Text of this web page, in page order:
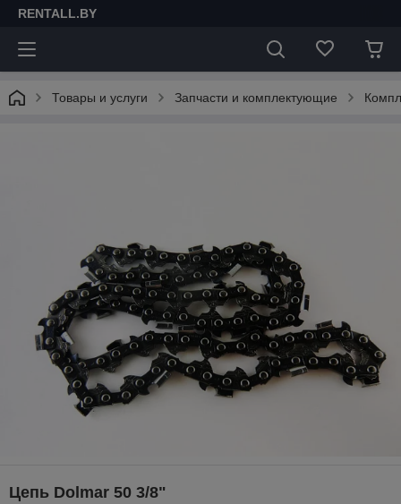
RENTALL.BY
Товары и услуги Запчасти и комплектующие
Цепь Dolmar 50 3/8"